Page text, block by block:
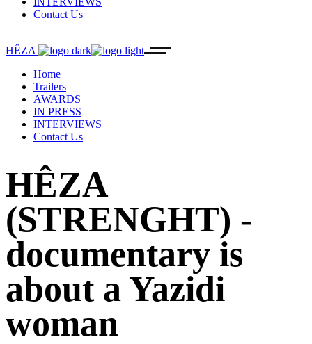
Contact Us
HÊZA
Home
Trailers
AWARDS
IN PRESS
INTERVIEWS
Contact Us
HÊZA
(STRENGHT) -
documentary is
about a Yazidi
woman